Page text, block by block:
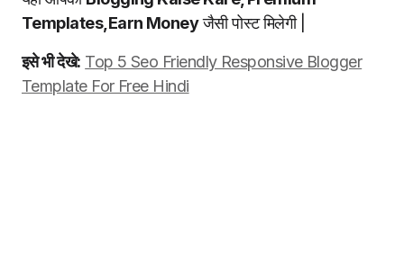
Templates,Earn Moneyजैसी पोस्ट मिलेगी |
इसे भी देखे: Top 5 Seo Friendly Responsive Blogger
Template For Free Hindi